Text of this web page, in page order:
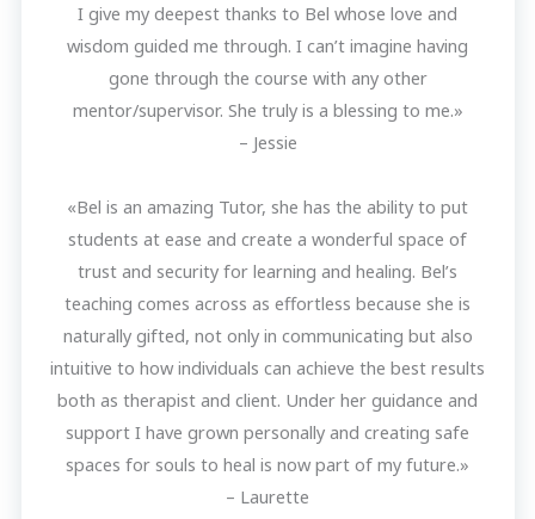
I give my deepest thanks to Bel whose love and
wisdom guided me through. I can’t imagine having
gone through the course with any other
mentor/supervisor. She truly is a blessing to me.»
– Jessie
«Bel is an amazing Tutor, she has the ability to put
students at ease and create a wonderful space of
trust and security for learning and healing. Bel’s
teaching comes across as effortless because she is
naturally gifted, not only in communicating but also
intuitive to how individuals can achieve the best results
both as therapist and client. Under her guidance and
support I have grown personally and creating safe
spaces for souls to heal is now part of my future.»
– Laurette